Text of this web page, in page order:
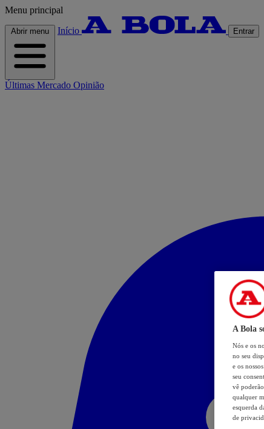
Menu principal
Abrir menu Início Entrar
Últimas Mercado Opinião
A Bola
Nós e os
no seu
e os
seu
vê
qualquer
esquerda
de